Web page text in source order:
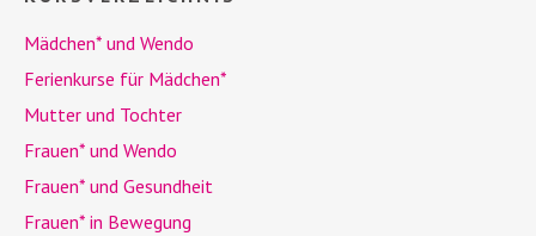
Mädchen* und Wendo
Ferienkurse für Mädchen*
Mutter und Tochter
Frauen* und Wendo
Frauen* und Gesundheit
Frauen* in Bewegung